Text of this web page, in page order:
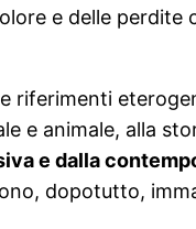
e delle perdite
riferimenti
e animale, alla
e dalla
dopotutto,